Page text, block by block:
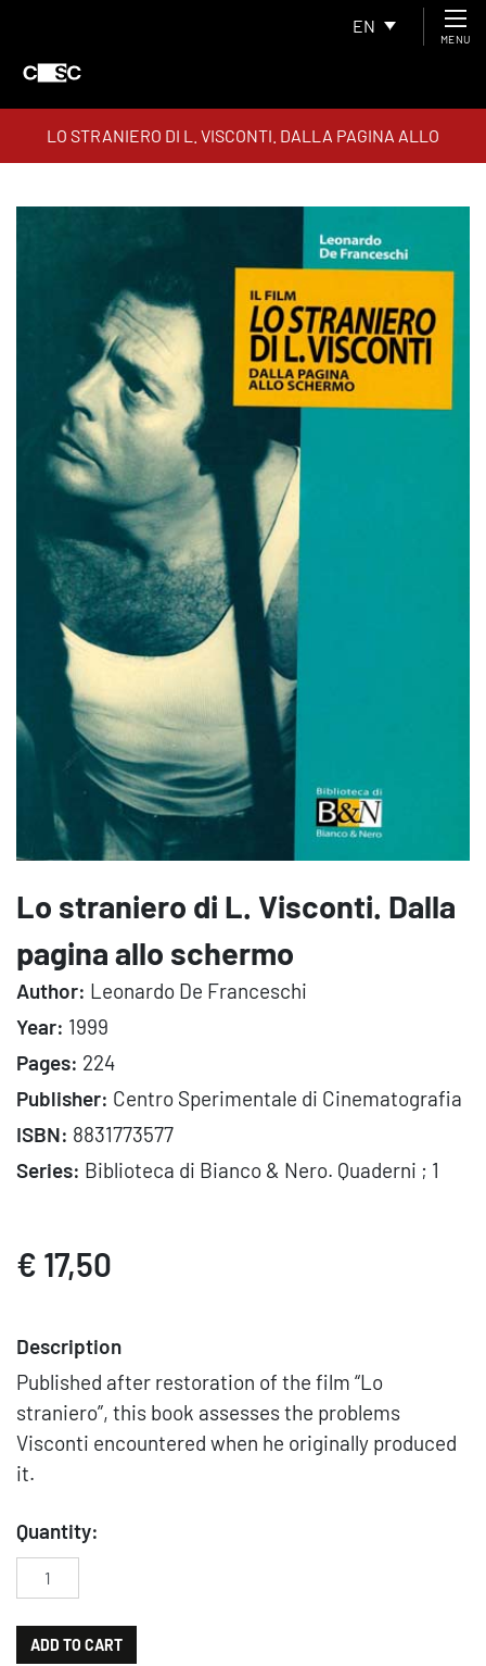
EN
MENU
LO STRANIERO DI L. VISCONTI. DALLA PAGINA ALLO
SCHERMO
Lo straniero di L. Visconti. Dalla
pagina allo schermo
Author: Leonardo De Franceschi
Year: 1999
Pages: 224
Publisher: Centro Sperimentale di Cinematografia
ISBN: 8831773577
Series: Biblioteca di Bianco & Nero. Quaderni ; 1
€ 17,50
Description
Published after restoration of the film “Lo
straniero”, this book assesses the problems
Visconti encountered when he originally produced
it.
Quantity:
Lo straniero di L. Visconti. Dalla pagina allo schermo quantity
ADD TO CART